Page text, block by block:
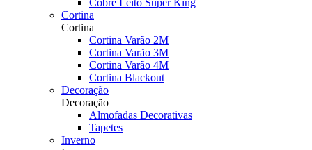
Cobre Leito Super King
Cortina
Cortina
Cortina Varão 2M
Cortina Varão 3M
Cortina Varão 4M
Cortina Blackout
Decoração
Decoração
Almofadas Decorativas
Tapetes
Inverno